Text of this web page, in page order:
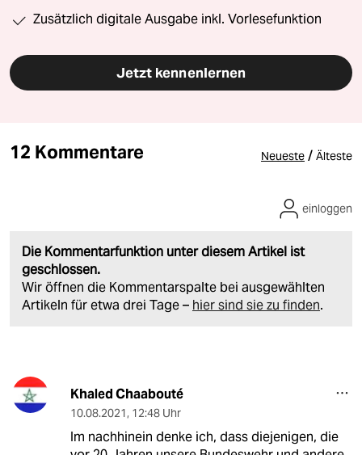
Zusätzlich digitale Ausgabe inkl. Vorlesefunktion
Jetzt kennenlernen
12 Kommentare Neueste / Älteste
Die Kommentarfunktion unter diesem Artikel ist
geschlossen.
Wir öffnen die Kommentarspalte bei ausgewählten
Artikeln für etwa drei Tage – hier sind sie zu finden.
einloggen
Khaled Chaabouté
10.08.2021, 12:48 Uhr
Im nachhinein denke ich, dass diejenigen, die